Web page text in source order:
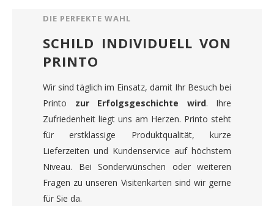
DIE PERFEKTE WAHL
SCHILD INDIVIDUELL VON
PRINTO
Wir sind täglich im Einsatz, damit Ihr Besuch bei
Printo zur Erfolgsgeschichte wird. Ihre
Zufriedenheit liegt uns am Herzen. Printo steht
für erstklassige Produktqualität, kurze
Lieferzeiten und Kundenservice auf höchstem
Niveau. Bei Sonderwünschen oder weiteren
Fragen zu unseren Visitenkarten sind wir gerne
für Sie da.